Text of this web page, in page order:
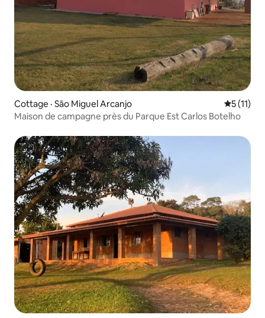
Cottage · São Miguel Arcanjo Note
5 (11)
Maison de campagne près du Parque Est Carlos Botelho